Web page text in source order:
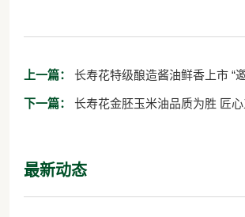
上一篇：
力十足
下一篇：
最新动态